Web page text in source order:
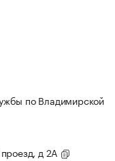
по Владимирской
д 2А